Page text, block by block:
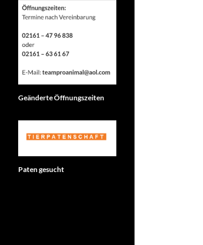
Geänderte Öffnungszeiten
Paten gesucht